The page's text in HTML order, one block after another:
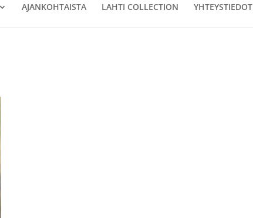
AJANKOHTAISTA LAHTI COLLECTION YHTEYSTIEDOT